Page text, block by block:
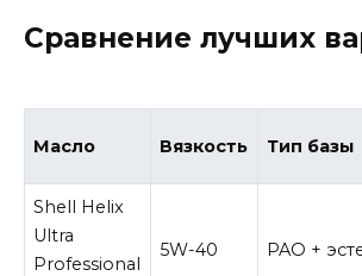
Сравнение лучших
Масло Вязкость Тип базы
Shell Helix
Ultra
Professional
5W-40 PAO +